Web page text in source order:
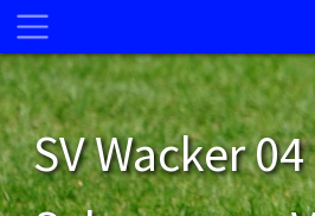
SV Wacker